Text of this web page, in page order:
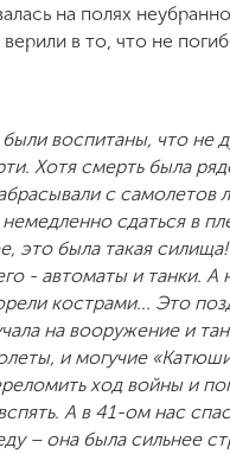
на полях
в то, что не
воспитаны, что не
Хотя смерть была
с самолетов
сдаться в
это была такая
- автоматы и танки. А
кострами... Это
на вооружение и
и могучие
ход войны и
А в 41-ом нас
– она была сильнее